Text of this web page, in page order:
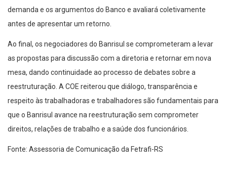
demanda e os argumentos do Banco e avaliará coletivamente
antes de apresentar um retorno.
Ao final, os negociadores do Banrisul se comprometeram a levar
as propostas para discussão com a diretoria e retornar em nova
mesa, dando continuidade ao processo de debates sobre a
reestruturação. A COE reiterou que diálogo, transparência e
respeito às trabalhadoras e trabalhadores são fundamentais para
que o Banrisul avance na reestruturação sem comprometer
direitos, relações de trabalho e a saúde dos funcionários.
Fonte: Assessoria de Comunicação da Fetrafi-RS